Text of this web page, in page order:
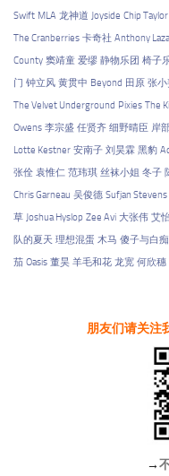
Swift MLA 龙神道 Joyside Chip Taylor
The Cranberries 卡奇社 Anthony
County 窦靖童 爱缪 静物乐团 椅子
门 钟立风 黄贯中 Beyond 田原 张小
The Velvet Underground Pixies The
Owens 李宗盛 任贤齐 细野晴臣 岸
Lotte Kestner 安南子 刘昊霖 黑豹
张佺 袁惟仁 范玮琪 丝袜小姐 冬子
Chris Garneau 吴俊德 Sufjan Stevens
草 Joshua Hyslop Zee Avi 大张伟 艾
队的夏天 理想混蛋 木马 傻子与白痴
茄 Oasis 董昊 羊毛和花 龙宽 何欣穗
朋友们请关注
→